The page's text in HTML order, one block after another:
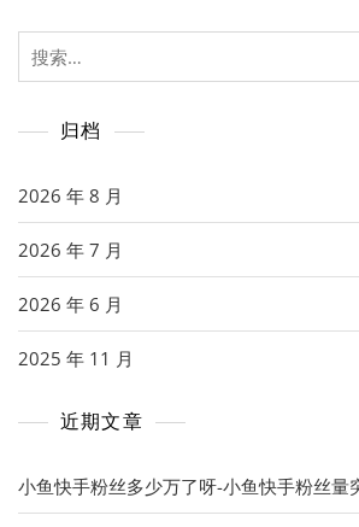
搜
索：
归档
2026 年 8 月
2026 年 7 月
2026 年 6 月
2025 年 11 月
近期文章
小鱼快手粉丝多少万了呀-小鱼快手粉丝量